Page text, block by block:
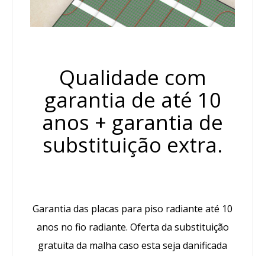
Qualidade com
garantia de até 10
anos + garantia de
substituição extra.
Garantia das placas para piso radiante até 10
anos no fio radiante. Oferta da substituição
gratuita da malha caso esta seja danificada